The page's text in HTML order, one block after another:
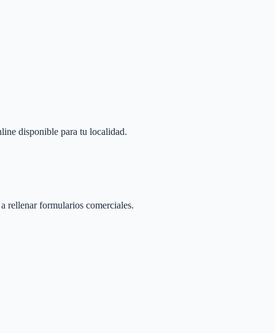
disponible para tu localidad.
rellenar formularios comerciales.